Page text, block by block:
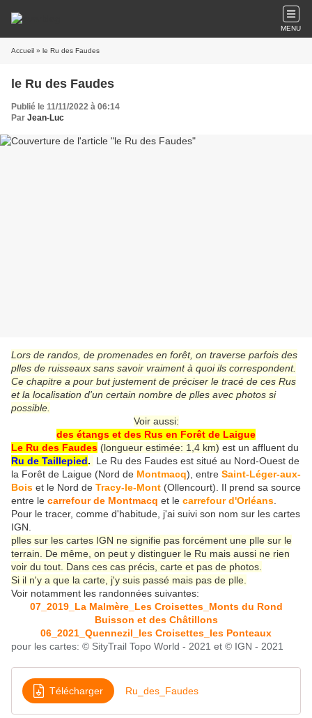
MENU
Accueil » le Ru des Faudes
le Ru des Faudes
Publié le 11/11/2022 à 06:14
Par Jean-Luc
Lors de randos, de promenades en forêt, on traverse parfois des
plles de ruisseaux sans savoir vraiment à quoi ils correspondent.
Ce chapitre a pour but justement de préciser le tracé de ces Rus
et la localisation d'un certain nombre de plles avec photos si
possible.
Voir aussi:
des étangs et des Rus en Forêt de Laigue
Le Ru des Faudes (longueur estimée: 1,4 km) est un affluent du
Ru de Taillepied.
Le Ru des Faudes est situé au Nord-Ouest de
la Forêt de Laigue (Nord de Montmacq), entre Saint-Léger-aux-
Bois et le Nord de Tracy-le-Mont (Ollencourt). Il prend sa source
entre le carrefour de Montmacq et le carrefour d'Orléans
Pour le tracer, comme d'habitude, j'ai suivi son nom sur les cartes
IGN.
plles sur les cartes IGN ne signifie pas forcément une plle sur le
terrain. De même, on peut y distinguer le Ru mais aussi ne rien
voir du tout. Dans ces cas précis, carte et pas de photos.
Si il n'y a que la carte, j'y suis passé mais pas de plle.
Voir notamment les randonnées suivantes:
07_2019_La Malmère_Les Croisettes_Monts du Rond
Buisson et des Châtillons
06_2021_Quennezil_les Croisettes_les Ponteaux
pour les cartes: © SityTrail Topo World - 2021 et © IGN - 2021
Télécharger Ru_des_Faudes